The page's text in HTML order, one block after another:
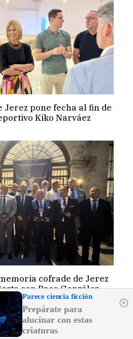
Jerez pone fecha al fin de
Kiko Narváez
cofrade de Jerez
con Paco González
Parece ciencia ficción
Prepárate para
alucinar con estas
criaturas